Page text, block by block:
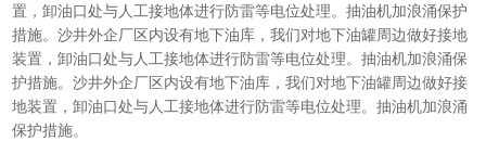
置，卸油口处与人工接地体进行防雷等电位处理。抽油机加浪涌保护
措施。沙井外企厂区内设有地下油库，我们对地下油罐周边做好接地
装置，卸油口处与人工接地体进行防雷等电位处理。抽油机加浪涌保
护措施。沙井外企厂区内设有地下油库，我们对地下油罐周边做好接
地装置，卸油口处与人工接地体进行防雷等电位处理。抽油机加浪涌
保护措施。